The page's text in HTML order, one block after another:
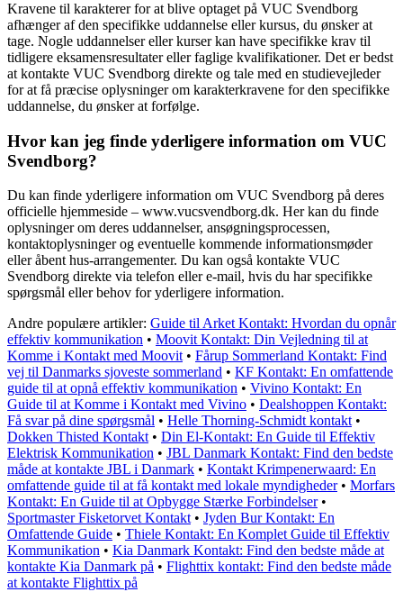
Kravene til karakterer for at blive optaget på VUC Svendborg
afhænger af den specifikke uddannelse eller kursus, du ønsker at
tage. Nogle uddannelser eller kurser kan have specifikke krav til
tidligere eksamensresultater eller faglige kvalifikationer. Det er bedst
at kontakte VUC Svendborg direkte og tale med en studievejleder
for at få præcise oplysninger om karakterkravene for den specifikke
uddannelse, du ønsker at forfølge.
Hvor kan jeg finde yderligere information om VUC
Svendborg?
Du kan finde yderligere information om VUC Svendborg på deres
officielle hjemmeside – www.vucsvendborg.dk. Her kan du finde
oplysninger om deres uddannelser, ansøgningsprocessen,
kontaktoplysninger og eventuelle kommende informationsmøder
eller åbent hus-arrangementer. Du kan også kontakte VUC
Svendborg direkte via telefon eller e-mail, hvis du har specifikke
spørgsmål eller behov for yderligere information.
Andre populære artikler: Guide til Arket Kontakt: Hvordan du opnår
effektiv kommunikation • Moovit Kontakt: Din Vejledning til at
Komme i Kontakt med Moovit• Fårup Sommerland Kontakt: Find
vej til Danmarks sjoveste sommerland • KF Kontakt: En omfattende
guide til at opnå effektiv kommunikation • Vivino Kontakt: En
Guide til at Komme i Kontakt med Vivino • Dealshoppen Kontakt:
Få svar på dine spørgsmål • Helle Thorning-Schmidt kontakt•
Dokken Thisted Kontakt• Din El-Kontakt: En Guide til Effektiv
Elektrisk Kommunikation • JBL Danmark Kontakt: Find den bedste
måde at kontakte JBL i Danmark • Kontakt Krimpenerwaard: En
omfattende guide til at få kontakt med lokale myndigheder• Morfars
Kontakt: En Guide til at Opbygge Stærke Forbindelser•
Sportmaster Fisketorvet Kontakt• Jyden Bur Kontakt: En
Omfattende Guide • Thiele Kontakt: En Komplet Guide til Effektiv
Kommunikation • Kia Danmark Kontakt: Find den bedste måde at
kontakte Kia Danmark på • Flighttix kontakt: Find den bedste måde
at kontakte Flighttix på